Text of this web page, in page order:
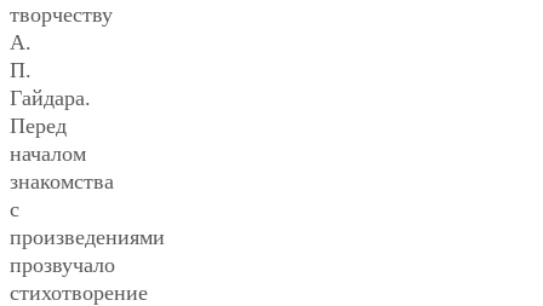
творчеству
А.
П.
Гайдара.
Перед
началом
знакомства
с
произведениями
прозвучало
стихотворение